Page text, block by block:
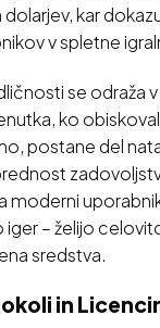
dolarjev, kar
v spletne
se odraža
ko
postane del
moderni
– želijo
sredstva.
in